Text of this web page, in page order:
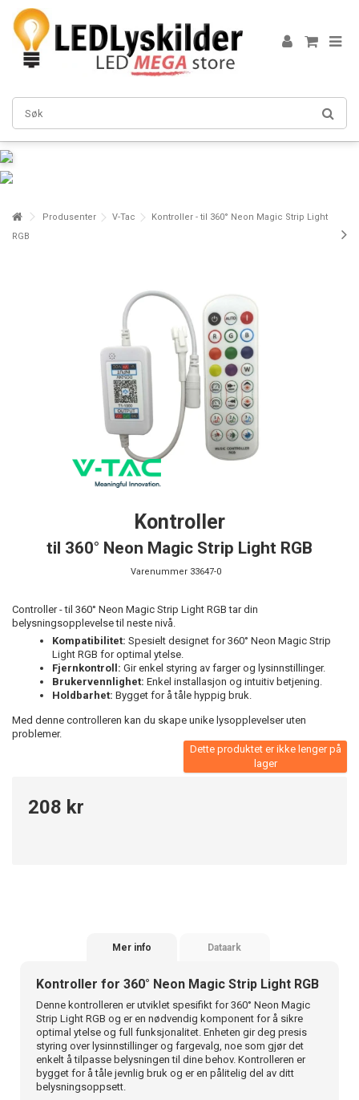
Produsenter V-Tac
Kontroller - til 360° Neon Magic Strip Light
RGB
Kontroller
til 360° Neon Magic Strip Light RGB
Varenummer 33647-0
Controller - til 360° Neon Magic Strip Light RGB tar din
belysningsopplevelse til neste nivå.
Kompatibilitet: Spesielt designet for 360° Neon Magic Strip
Light RGB for optimal ytelse.
Fjernkontroll: Gir enkel styring av farger og lysinnstillinger.
Brukervennlighet: Enkel installasjon og intuitiv betjening.
Holdbarhet: Bygget for å tåle hyppig bruk.
Med denne controlleren kan du skape unike lysopplevelser uten
problemer.
Dette produktet er ikke lenger på
lager
208 kr
Mer info Dataark
Kontroller for 360° Neon Magic Strip Light RGB
Denne kontrolleren er utviklet spesifikt for 360° Neon Magic
Strip Light RGB og er en nødvendig komponent for å sikre
optimal ytelse og full funksjonalitet. Enheten gir deg presis
styring over lysinnstillinger og fargevalg, noe som gjør det
enkelt å tilpasse belysningen til dine behov. Kontrolleren er
bygget for å tåle jevnlig bruk og er en pålitelig del av ditt
belysningsoppsett.